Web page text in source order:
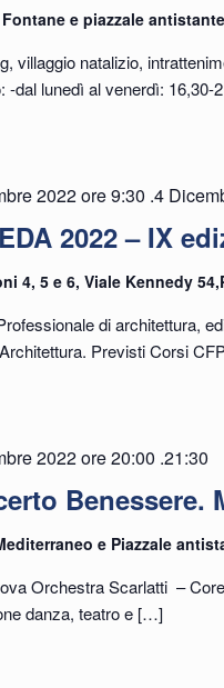
e piazzale
villaggio natalizio,
-dal lunedì al venerdì: 16,30-
2022 – IX
2022 ore 9:30 .4
4, 5 e 6, Viale Kennedy
di architettura,
Previsti Corsi
Benessere.
2022 ore 20:00 .21:30
e Piazzale
Orchestra Scarlatti –
danza, teatro e[…]